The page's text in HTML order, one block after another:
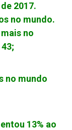
2017.
no mundo.
no
no mundo
13% ao